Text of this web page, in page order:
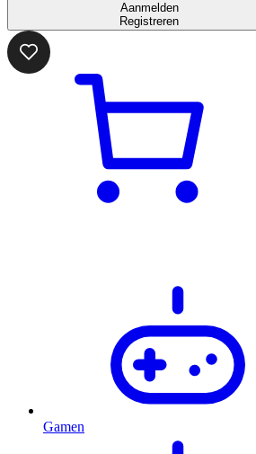
Aanmelden
Registreren
Gamen